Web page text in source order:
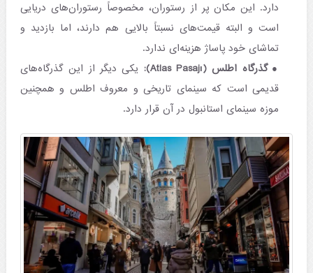
دارد. این مکان پر از رستوران، مخصوصاً رستوران‌های دریایی
است و البته قیمت‌های نسبتاً بالایی هم دارند، اما بازدید و
تماشای خود پاساژ هزینه‌ای ندارد.
گذرگاه اطلس (Atlas Pasajı):
یکی دیگر از این گذرگاه‌های
قدیمی است که سینمای تاریخی و معروف اطلس و همچنین
موزه سینمای استانبول در آن قرار دارد.